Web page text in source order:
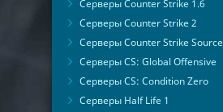
Серверы Counter Strike 1.6
Серверы Counter Strike 2
Серверы Counter Strike Source
Серверы CS: Global Offensive
Серверы CS: Condition Zero
Серверы Half Life 1